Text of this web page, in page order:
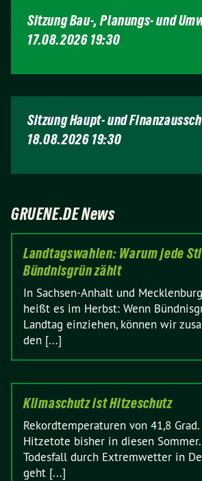
Sitzung Bau-, Planungs- und
17.08.2026 19:30
Sitzung Haupt- und
18.08.2026 19:30
GRUENE.DE News
Landtagswahlen: Warum jede
Bündnisgrün zählt
In Sachsen-Anhalt und
heißt es im Herbst: Wenn
Landtag einziehen, können wir
den [...]
Klimaschutz ist Hitzeschutz
Rekordtemperaturen von 41,8
Hitzetote bisher in diesen
Todesfall durch Extremwetter in
geht [...]